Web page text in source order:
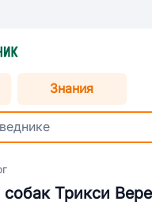
Знания
собак Трикси